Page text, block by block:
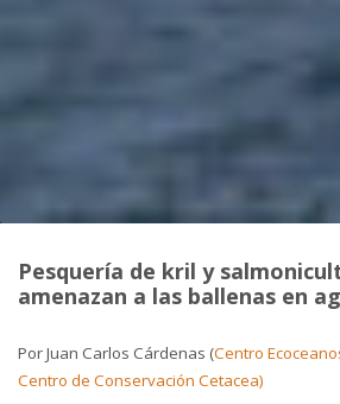
Pesquería de kril y
amenazan a las ballenas en
Por Juan Carlos Cárdenas (Centro
Centro de Conservación Cetacea)